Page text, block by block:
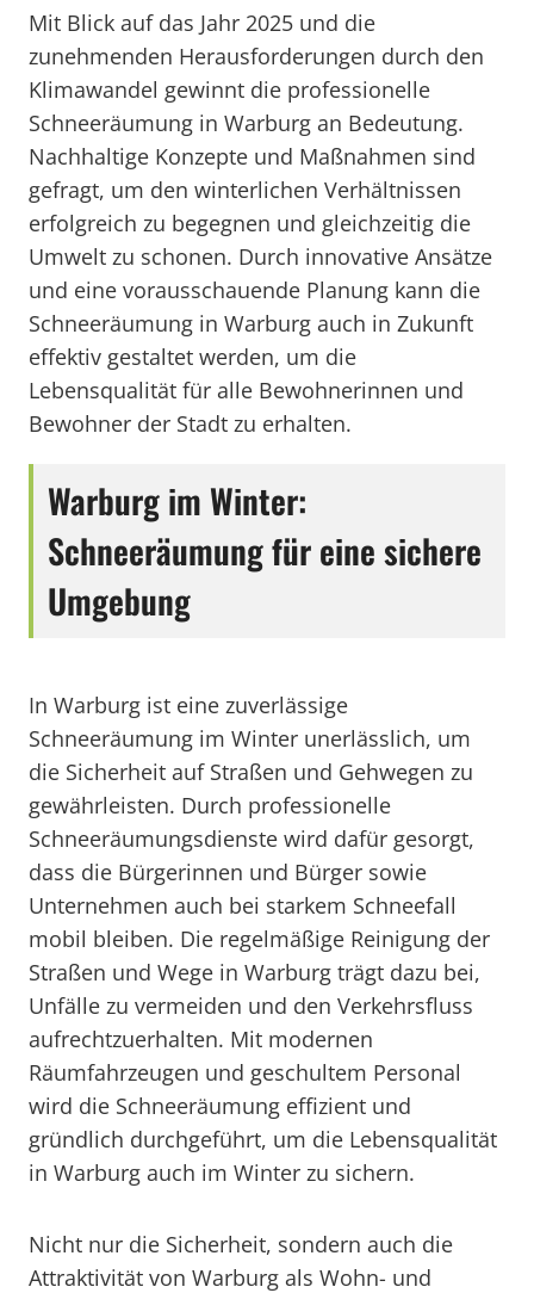
Mit Blick auf das Jahr 2025 und die
zunehmenden Herausforderungen durch den
Klimawandel gewinnt die professionelle
Schneeräumung in Warburg an Bedeutung.
Nachhaltige Konzepte und Maßnahmen sind
gefragt, um den winterlichen Verhältnissen
erfolgreich zu begegnen und gleichzeitig die
Umwelt zu schonen. Durch innovative Ansätze
und eine vorausschauende Planung kann die
Schneeräumung in Warburg auch in Zukunft
effektiv gestaltet werden, um die
Lebensqualität für alle Bewohnerinnen und
Bewohner der Stadt zu erhalten.
Warburg im Winter:
Schneeräumung für eine sichere
Umgebung
In Warburg ist eine zuverlässige
Schneeräumung im Winter unerlässlich, um
die Sicherheit auf Straßen und Gehwegen zu
gewährleisten. Durch professionelle
Schneeräumungsdienste wird dafür gesorgt,
dass die Bürgerinnen und Bürger sowie
Unternehmen auch bei starkem Schneefall
mobil bleiben. Die regelmäßige Reinigung der
Straßen und Wege in Warburg trägt dazu bei,
Unfälle zu vermeiden und den Verkehrsfluss
aufrechtzuerhalten. Mit modernen
Räumfahrzeugen und geschultem Personal
wird die Schneeräumung effizient und
gründlich durchgeführt, um die Lebensqualität
in Warburg auch im Winter zu sichern.
Nicht nur die Sicherheit, sondern auch die
Attraktivität von Warburg als Wohn- und